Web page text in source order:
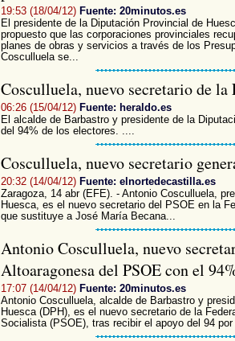
19:53 (18/04/12) Fuente: 20minutos.es
El presidente de la Diputación Provincial de
propuesto que las corporaciones provinciales
planes de obras y servicios a través de los
Cosculluela se...
Cosculluela, nuevo secretario de
06:26 (15/04/12) Fuente: heraldo.es
El alcalde de Barbastro y presidente de la
del 94% de los electores. ....
Cosculluela, nuevo secretario
20:32 (14/04/12) Fuente: elnortedecastilla.es
Zaragoza, 14 abr (EFE). - Antonio Cosculluela,
Huesca, es el nuevo secretario del PSOE en la
que sustituye a José María Becana...
Antonio Cosculluela, nuevo
Altoaragonesa del PSOE con el
17:07 (14/04/12) Fuente: 20minutos.es
Antonio Cosculluela, alcalde de Barbastro y
Huesca (DPH), es el nuevo secretario de la
Socialista (PSOE), tras recibir el apoyo del 94